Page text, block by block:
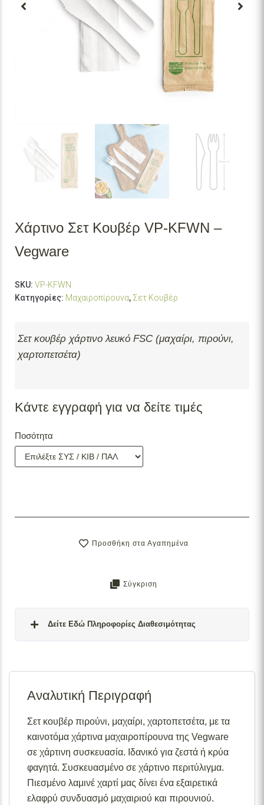
Χάρτινο Σετ Κουβέρ VP-KFWN –
Vegware
SKU: VP-KFWN
Κατηγορίες: Μαχαιροπίρουνα, Σετ Κουβέρ
Σετ κουβέρ χάρτινο λευκό FSC (μαχαίρι, πιρούνι,
χαρτοπετσέτα)
Κάντε εγγραφή για να δείτε τιμές
Ποσότητα
Προσθήκη στα Αγαπημένα
Σύγκριση
Δείτε Εδώ Πληροφορίες Διαθεσιμότητας
Διαθέσιμο κατόπιν παραγγελίας:
ημερομηνία εξόφλησης της παραγγελίας σας.
Σε απόθεμα (επιπλέον μπορεί να ζητηθεί κατόπιν
παραγγελίας):Μερική ποσότητα είναι άμεσα διαθέσιμη
για αποστολή και το υπόλοιπο σε 2 – 4 εβδομάδες από
την ημερομηνία εξόφλησης της παραγγελίας σας.
Για περισσότερες λεπτομέρειες σχετικά με τις
Αναλυτική Περιγραφή
Σετ κουβέρ πιρούνι, μαχαίρι, χαρτοπετσέτα, με τα
καινοτόμα χάρτινα μαχαιροπίρουνα της Vegware
σε χάρτινη συσκευασία. Ιδανικό για ζεστά ή κρύα
φαγητά. Συσκευασμένο σε χάρτινο περιτύλιγμα.
Πιεσμένο λαμινέ χαρτί μας δίνει ένα εξαιρετικά
ελαφρύ συνδυασμό μαχαιριού και πιρουνιού.